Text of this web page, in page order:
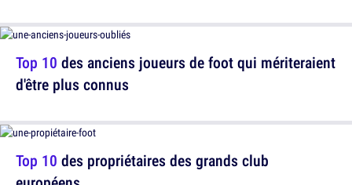
Top 10 des propriétaires des grands club
Top 10 des anciens joueurs de foot qui mériteraient
d'être plus connus